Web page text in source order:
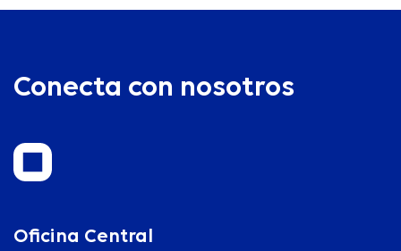
Conecta con nosotros
Oficina Central